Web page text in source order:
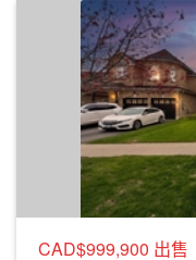
CAD$999,900 出售